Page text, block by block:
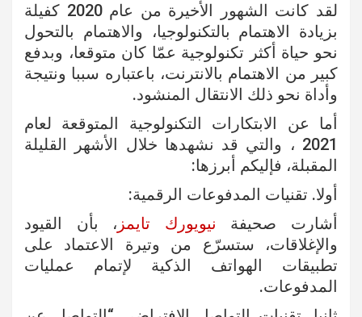
لقد كانت الشهور الأخيرة من عام 2020 كفيلة
بزيادة الاهتمام بالتكنولوجيا، والاهتمام بالتحول
نحو حياة أكثر تكنولوجية عمّا كان متوقعا، وبدفع
كبير من الاهتمام بالانترنت، باعتباره سببا ونتيجة
وأداة نحو ذلك الانتقال المنشود.
أما عن الابتكارات التكنولوجية المتوقعة لعام
2021 ، والتي قد نشهدها خلال الأشهر القليلة
المقبلة، فإليكم أبرزها:
أولا. تقنيات المدفوعات الرقمية:
أشارت صحيفة نيويورك تايمز ، بأن القيود
والإغلاقات، ستسرّع من وتيرة الاعتماد على
تطبيقات الهواتف الذكية لإتمام عمليات
المدفوعات.